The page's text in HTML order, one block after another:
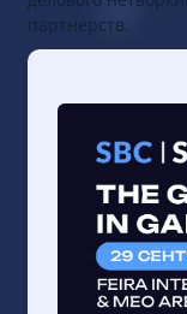
партнерств.